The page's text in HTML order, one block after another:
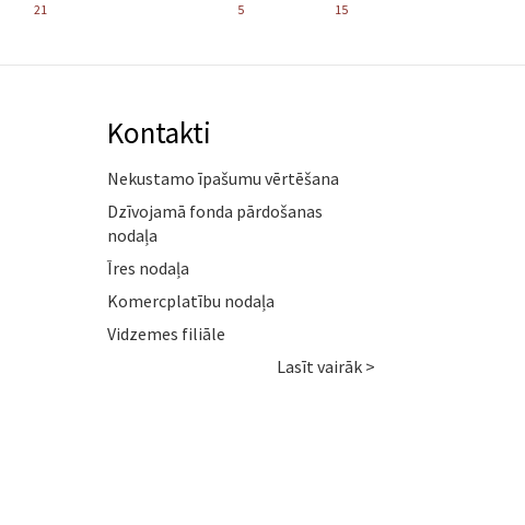
21 5 15
Kontakti
Nekustamo īpašumu vērtēšana
Dzīvojamā fonda pārdošanas
nodaļa
Īres nodaļa
Komercplatību nodaļa
Vidzemes filiāle
Lasīt vairāk >